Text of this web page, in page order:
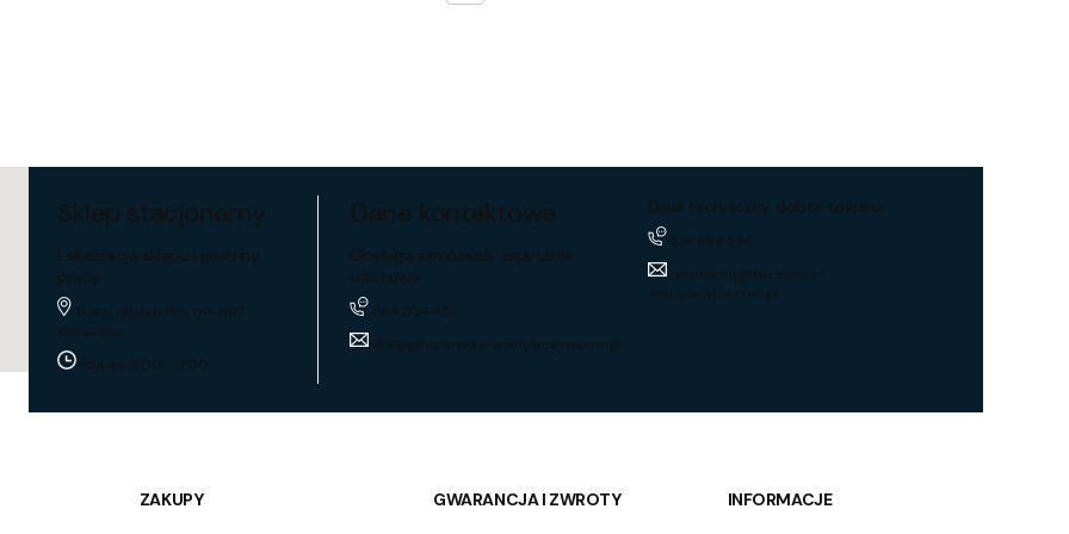
Sklep stacjonarny
Lokalizacja sklepu i godziny
pracy
Trakt Lubelski 195, 04-667
Warszawa
Pon-pt: 8:00 - 17:00
Dane kontaktowe
Obsługa zamówień, zapytania
ofertowe
884 024 451
sklep@hurtownia-wentylacyjna.com.pl
Dział techniczny, dobór towaru
574 694 534
techniczny@hurtownia-
wentylacyjna.com.pl
ZAKUPY
GWARANCJA I ZWROTY
INFORMACJE